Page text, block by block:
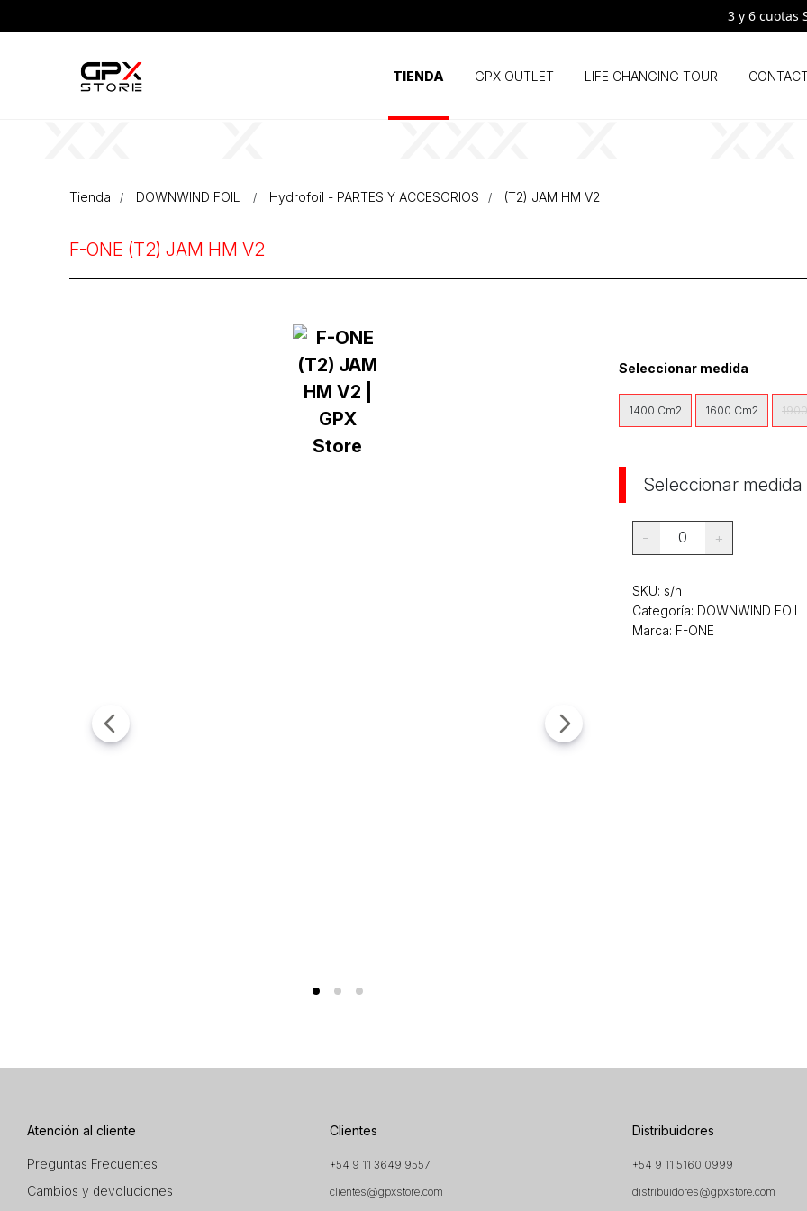
3 y 6 cuotas
TIENDA GPX OUTLET LIFE CHANGING TOUR
Tienda DOWNWIND FOIL Hydrofoil - PARTES Y ACCESORIOS (T2) JAM HM V2
F-ONE (T2) JAM HM V2
Seleccionar medida
1400 Cm2 1600 Cm2
Seleccionar medida
- 0 +
SKU: s/n
Categoría: DOWNWIND FOIL
Marca: F-ONE
Atención al cliente
Preguntas Frecuentes
Cambios y devoluciones
Clientes
+54 9 11 3649 9557
clientes@gpxstore.com
Distribuidores
+54 9 11 5160 0999
distribuidores@gpxstore.com